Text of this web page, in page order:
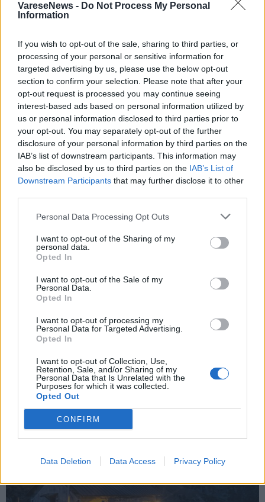
VareseNews - Do Not Process My Personal
Information
If you wish to opt-out of the sale, sharing to third parties, or
processing of your personal or sensitive information for
targeted advertising by us, please use the below opt-out
section to confirm your selection. Please note that after your
opt-out request is processed you may continue seeing
interest-based ads based on personal information utilized by
us or personal information disclosed to third parties prior to
your opt-out. You may separately opt-out of the further
disclosure of your personal information by third parties on the
IAB’s list of downstream participants. This information may
also be disclosed by us to third parties on the IAB’s List of
Downstream Participants that may further disclose it to other
Personal Data Processing Opt Outs
I want to opt-out of the Sharing of my
personal data.
Opted In
I want to opt-out of the Sale of my
Personal Data.
Opted In
I want to opt-out of processing my
Personal Data for Targeted Advertising.
Opted In
I want to opt-out of Collection, Use,
Retention, Sale, and/or Sharing of my
Personal Data that Is Unrelated with the
Purposes for which it was collected.
Opted Out
CONFIRM
Data Deletion Data Access Privacy Policy
EVENTO SPONSORIZZATO
rallenta e nasce il formaggio
TURISMO
Un weekend all’Oasi Zegna tra fioriture,
sentieri e panorami alpini
Il mese delle fioriture in Oasi Zegna